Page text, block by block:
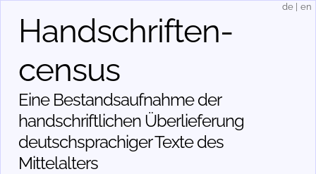
Handschriften­
census
Eine Bestandsaufnahme der
handschriftlichen Über­lieferung
deutschsprachiger Texte des
Mittelalters
de en